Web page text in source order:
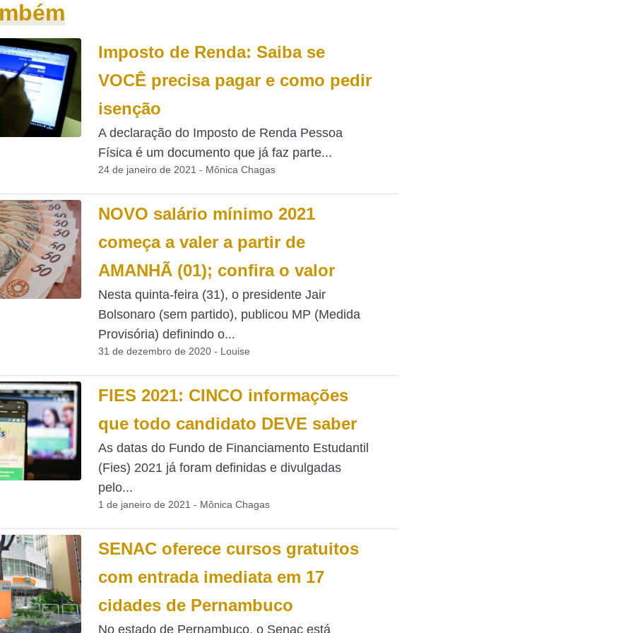
Imposto de Renda: Saiba se
VOCÊ precisa pagar e como pedir
isenção
A declaração do Imposto de Renda Pessoa
Física é um documento que já faz parte...
24 de janeiro de 2021 - Mônica Chagas
NOVO salário mínimo 2021
começa a valer a partir de
AMANHÃ (01); confira o valor
Nesta quinta-feira (31), o presidente Jair
Bolsonaro (sem partido), publicou MP (Medida
Provisória) definindo o...
31 de dezembro de 2020 - Louise
FIES 2021: CINCO informações
que todo candidato DEVE saber
As datas do Fundo de Financiamento Estudantil
(Fies) 2021 já foram definidas e divulgadas
pelo...
1 de janeiro de 2021 - Mônica Chagas
SENAC oferece cursos gratuitos
com entrada imediata em 17
cidades de Pernambuco
No estado de Pernambuco, o Senac está